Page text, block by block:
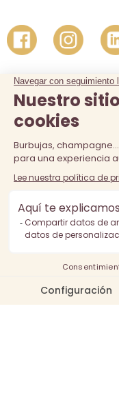
La venta de alcohol
El consumo excesivo